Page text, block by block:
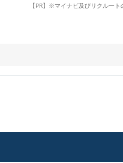
【PR】※マイナビ及びリクルート